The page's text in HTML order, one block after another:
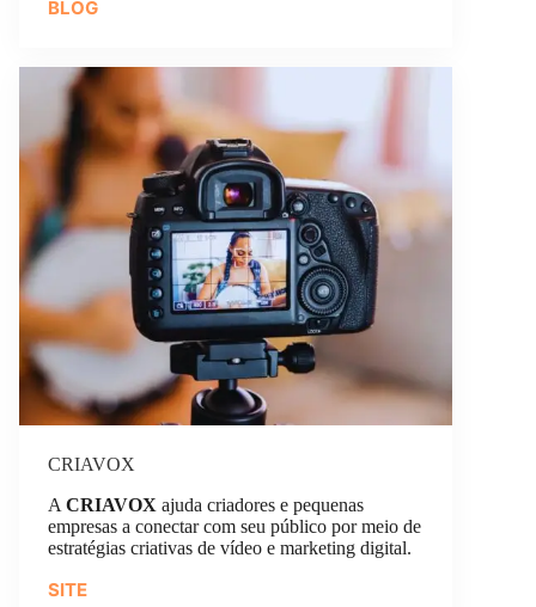
BLOG
CRIAVOX
A CRIAVOX ajuda criadores e pequenas
empresas a conectar com seu público por meio de
estratégias criativas de vídeo e marketing digital.
SITE